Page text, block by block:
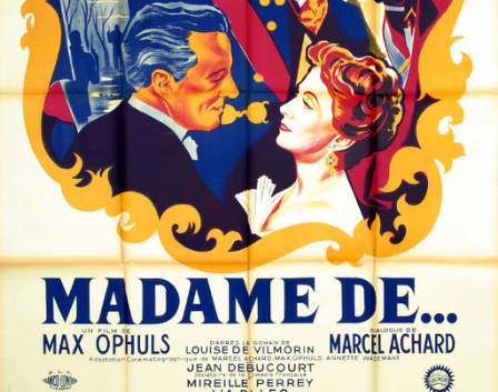
Vendre